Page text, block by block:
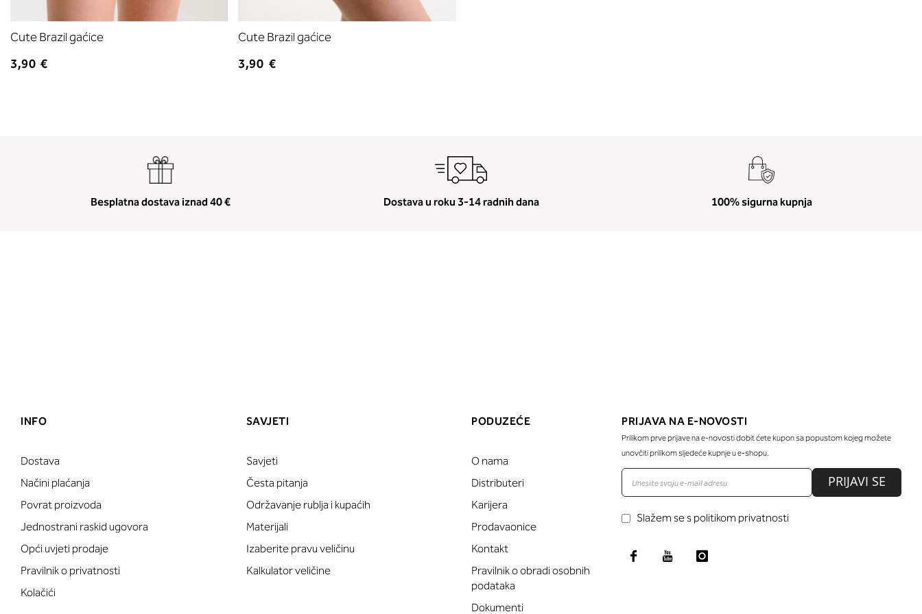
Cute Brazil gaćice
3,90 €
Cute Brazil gaćice
3,90 €
Besplatna dostava iznad 40 € Dostava u roku 3-14 radnih dana 100% sigurna kupnja
INFO
Dostava
Načini plaćanja
Povrat proizvoda
Jednostrani raskid ugovora
Opći uvjeti prodaje
Pravilnik o privatnosti
Kolačići
SAVJETI
Savjeti
Česta pitanja
Održavanje rublja i kupaćih
Materijali
Izaberite pravu veličinu
Kalkulator veličine
PODUZEĆE
O nama
Distributeri
Karijera
Prodavaonice
Kontakt
Pravilnik o obradi osobnih
podataka
Dokumenti
PRIJAVA NA E-NOVOSTI
Prilikom prve prijave na e-novosti dobit ćete kupon sa popustom kojeg možete
unovčiti prilikom sljedeće kupnje u e-shopu.
PRIJAVI SE
Slažem se s politikom privatnosti